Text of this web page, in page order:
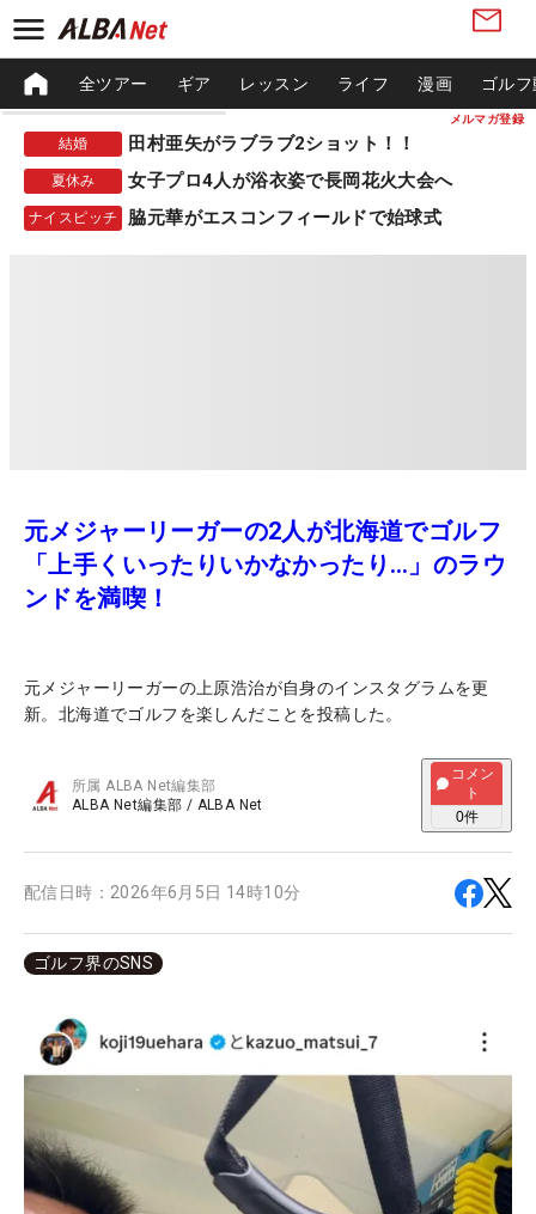
メルマガ登録
全ツアー ギア レッスン ライフ 漫画 ゴル
結婚 田村亜矢がラブラブ2ショット！！
夏休み 女子プロ4人が浴衣姿で長岡花火大会へ
ナイスピッチ 脇元華がエスコンフィールドで始球式
元メジャーリーガーの2人が北海道でゴルフ
「上手くいったりいかなかったり…」のラウ
ンドを満喫！
元メジャーリーガーの上原浩治が自身のインスタグラムを更
新。北海道でゴルフを楽しんだことを投稿した。
所属ALBA Net編集部
ALBA Net編集部 / ALBA Net
コメン
ト
0件
配信日時： 2026年6月5日 14時10分
ゴルフ界のSNS